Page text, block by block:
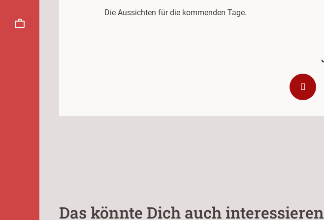
Die Aussichten für die kommenden Tage.
Das könnte Dich auch interessieren